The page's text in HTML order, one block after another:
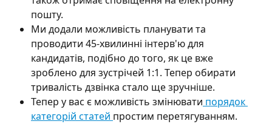
пошту.
Ми додали можливість планувати та
проводити 45-хвилинні інтерв'ю для
кандидатів, подібно до того, як це вже
зроблено для зустрічей 1:1. Тепер обирати
тривалість дзвінка стало ще зручніше.
Тепер у вас є можливість змінювати порядок
категорій статей простим перетягуванням.